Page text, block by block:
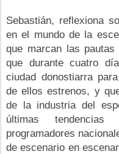
Sebastián, reflexiona
en el mundo de la
que marcan las
que durante cuatro
ciudad donostiarra
de ellos estrenos, y
de la industria del
últimas
programadores
de escenario en